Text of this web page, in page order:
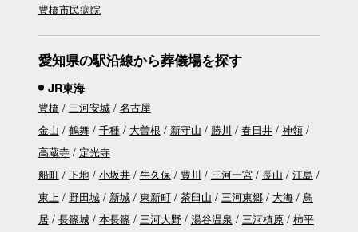
豊橋市民病院
愛知県の駅沿線から葬儀場を探す
JR東海
豊橋 三河安城
名古屋
金山
鶴舞 千種 大曽根 新守山 勝川 春日井
神領
高蔵寺
定光寺
船町
下地 小坂井 牛久保 豊川 三河一宮 長山
江島
東上
野田城 新城 東新町 茶臼山 三河東郷 大海
鳥
居
長篠城 本長篠 三河大野 湯谷温泉 三河槙原
柿平